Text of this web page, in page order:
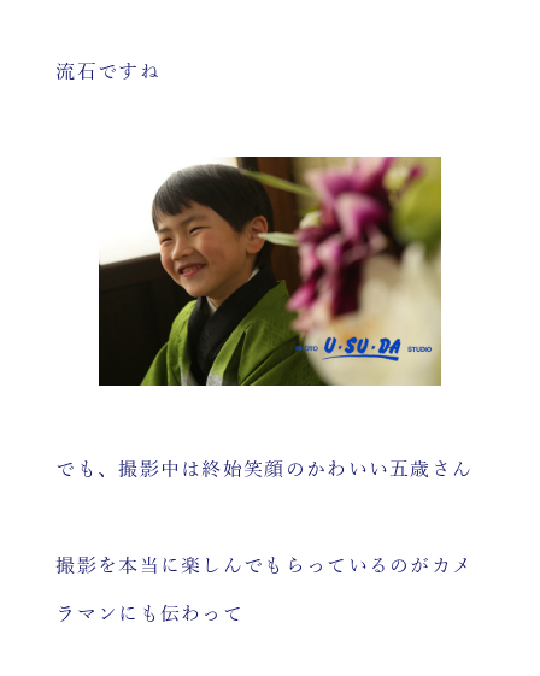
流石ですね
でも、撮影中は終始笑顔のかわいい五歳さん
撮影を本当に楽しんでもらっているのがカメ
ラマンにも伝わって